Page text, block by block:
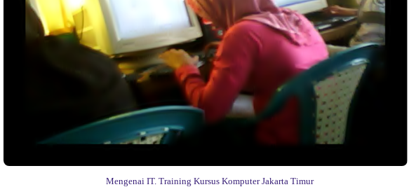
Mengenai IT. Training Kursus Komputer Jakarta Timur